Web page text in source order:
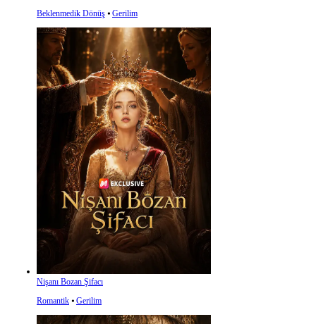
Beklenmedik Dönüş ⦁ Gerilim
Nişanı Bozan Şifacı
Romantik ⦁ Gerilim